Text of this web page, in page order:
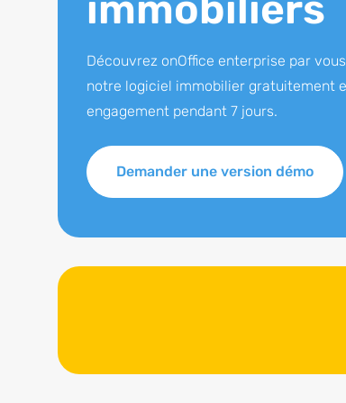
Découvrez onOffice enterprise par
notre logiciel immobilier gratuitement
engagement pendant 7 jours.
Demander une version démo